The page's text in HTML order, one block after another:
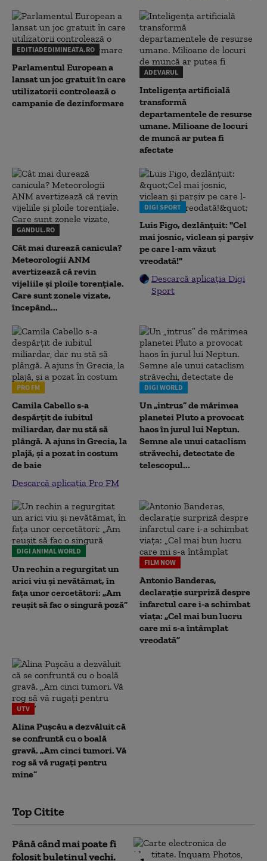
EDITIADEDIMINEATA.RO
Parlamentul European a
lansat un joc gratuit în care
utilizatorii controlează o
campanie de dezinformare
ADEVARUL
Inteligența artificială
transformă
departamentele de resurse
umane. Milioane de locuri
de muncă ar putea fi
afectate
GANDUL.RO
Cât mai durează canicula?
Meteorologii ANM
avertizează că revin
vijeliile și ploile torențiale.
Care sunt zonele vizate,
începând...
DIGI SPORT
Luis Figo, dezlănțuit: "Cel
mai josnic, viclean și parșiv
pe care l-am văzut
vreodată!"
Descarcă aplicația Digi
Sport
PRO FM
Camila Cabello s-a
despărțit de iubitul
miliardar, dar nu stă să
plângă. A ajuns în Grecia, la
plajă, și a pozat în costum
de baie
Descarcă aplicația Pro FM
DIGI WORLD
Un „intrus” de mărimea
planetei Pluto a provocat
haos în jurul lui Neptun.
Semne ale unui cataclism
străvechi, detectate de
telescopul...
DIGI ANIMAL WORLD
Un rechin a regurgitat un
arici viu și nevătămat, în
fața unor cercetători: „Am
reușit să fac o singură poză”
FILM NOW
Antonio Banderas,
declarație surpriză despre
infarctul care i-a schimbat
viața: „Cel mai bun lucru
care mi s-a întâmplat
vreodată”
UTV
Alina Pușcău a dezvăluit că
se confruntă cu o boală
gravă. „Am cinci tumori. Vă
rog să vă rugați pentru
mine”
Top Citite
Până când mai poate fi
folosit buletinul vechi.